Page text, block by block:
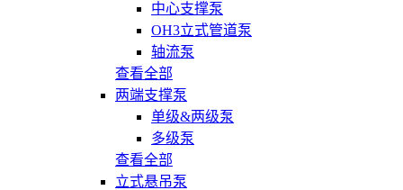
中心支撑泵
OH3立式管道泵
轴流泵
查看全部
两端支撑泵
单级&两级泵
多级泵
查看全部
立式悬吊泵